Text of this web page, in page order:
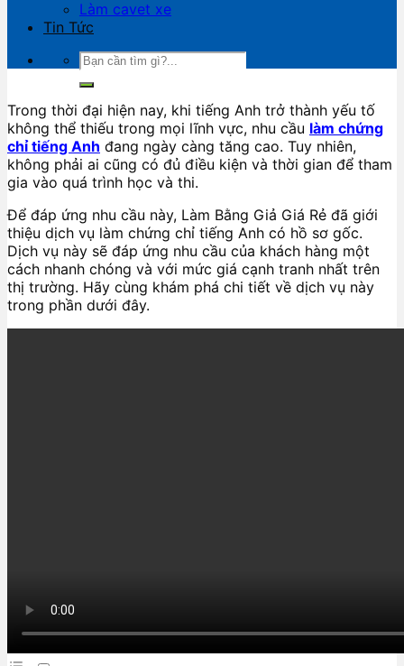
Làm cavet xe
Tin Tức
Trong thời đại hiện nay, khi tiếng Anh trở thành yếu tố
không thể thiếu trong mọi lĩnh vực, nhu cầu làm chứng
chỉ tiếng Anh đang ngày càng tăng cao. Tuy nhiên,
không phải ai cũng có đủ điều kiện và thời gian để tham
gia vào quá trình học và thi.
Để đáp ứng nhu cầu này, Làm Bằng Giả Giá Rẻ đã giới
thiệu dịch vụ làm chứng chỉ tiếng Anh có hồ sơ gốc.
Dịch vụ này sẽ đáp ứng nhu cầu của khách hàng một
cách nhanh chóng và với mức giá cạnh tranh nhất trên
thị trường. Hãy cùng khám phá chi tiết về dịch vụ này
trong phần dưới đây.